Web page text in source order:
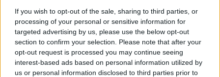
If you wish to opt-out of the sale, sharing to third parties, or
processing of your personal or sensitive information for
targeted advertising by us, please use the below opt-out
section to confirm your selection. Please note that after your
opt-out request is processed you may continue seeing
interest-based ads based on personal information utilized by
us or personal information disclosed to third parties prior to